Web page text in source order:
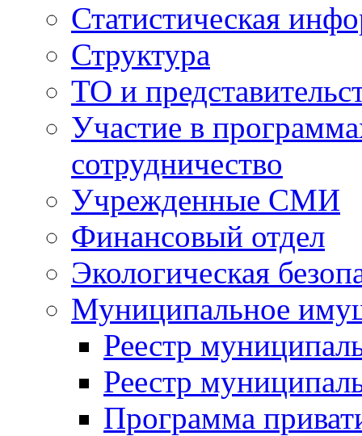
Статистическая
Структура
ТО и
Участие в
сотрудничество
Учрежденные СМИ
Финансовый отдел
Экологическая
Муниципальное
Реестр
Реестр
Программа